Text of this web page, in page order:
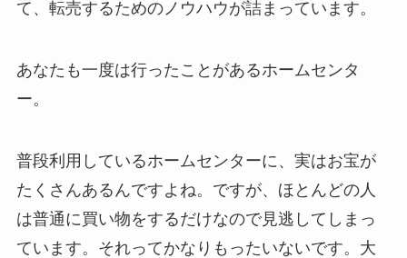
て、転売するためのノウハウが詰まっています。
あなたも一度は行ったことがあるホームセンタ
ー。
普段利用しているホームセンターに、実はお宝が
たくさんあるんですよね。ですが、ほとんどの人
は普通に買い物をするだけなので見逃してしまっ
ています。それってかなりもったいないです。大